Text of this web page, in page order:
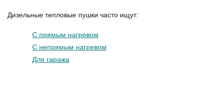
Дизельные тепловые пушки часто ищут:
С прямым нагревом
С непрямым нагревом
Для гаража